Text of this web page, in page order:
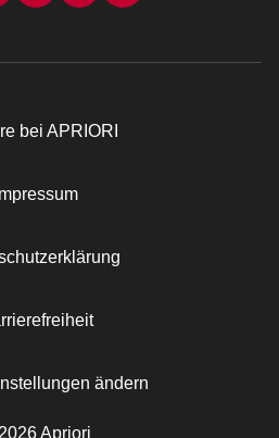
Apriori
bei APRIORI
Impressum
ändern